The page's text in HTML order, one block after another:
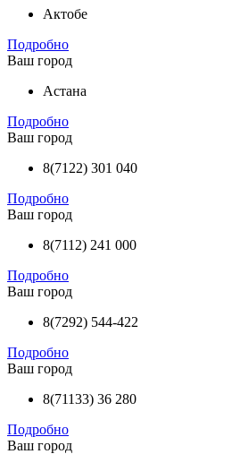
Актобе
Подробно
Ваш город
Астана
Подробно
Ваш город
8(7122) 301 040
Подробно
Ваш город
8(7112) 241 000
Подробно
Ваш город
8(7292) 544-422
Подробно
Ваш город
8(71133) 36 280
Подробно
Ваш город